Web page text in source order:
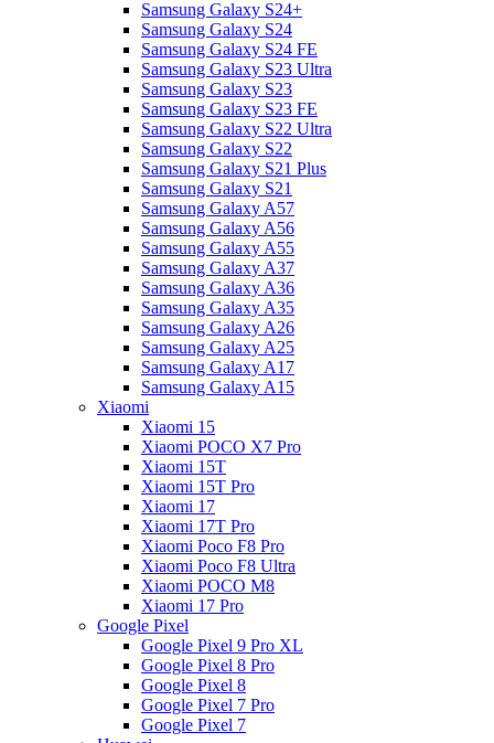
Samsung Galaxy S24+
Samsung Galaxy S24
Samsung Galaxy S24 FE
Samsung Galaxy S23 Ultra
Samsung Galaxy S23
Samsung Galaxy S23 FE
Samsung Galaxy S22 Ultra
Samsung Galaxy S22
Samsung Galaxy S21 Plus
Samsung Galaxy S21
Samsung Galaxy A57
Samsung Galaxy A56
Samsung Galaxy A55
Samsung Galaxy A37
Samsung Galaxy A36
Samsung Galaxy A35
Samsung Galaxy A26
Samsung Galaxy A25
Samsung Galaxy A17
Samsung Galaxy A15
Xiaomi
Xiaomi 15
Xiaomi POCO X7 Pro
Xiaomi 15T
Xiaomi 15T Pro
Xiaomi 17
Xiaomi 17T Pro
Xiaomi Poco F8 Pro
Xiaomi Poco F8 Ultra
Xiaomi POCO M8
Xiaomi 17 Pro
Google Pixel
Google Pixel 9 Pro XL
Google Pixel 8 Pro
Google Pixel 8
Google Pixel 7 Pro
Google Pixel 7